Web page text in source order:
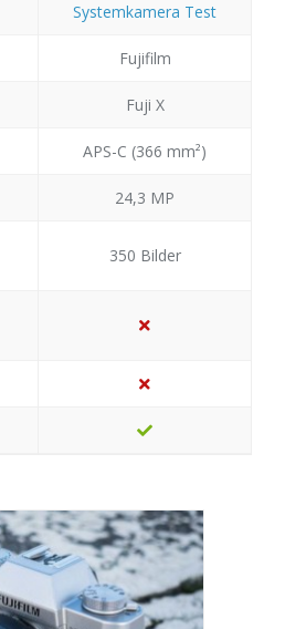
Systemkamera Test
Fujifilm
Fuji X
APS-C (366 mm²)
24,3 MP
350 Bilder